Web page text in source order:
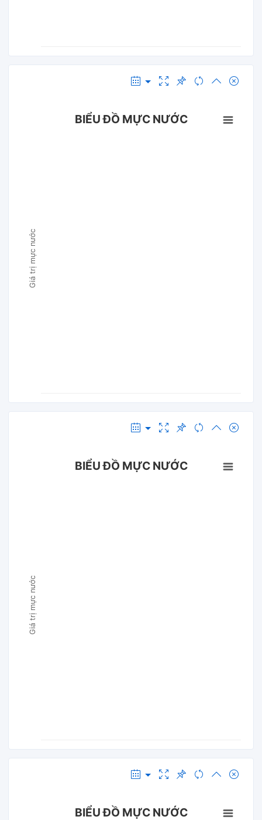
Giá trị mực nước
BIỂU ĐỒ MỰC NƯỚC
Giá trị mực nước
BIỂU ĐỒ MỰC NƯỚC
BIỂU ĐỒ MỰC NƯỚC